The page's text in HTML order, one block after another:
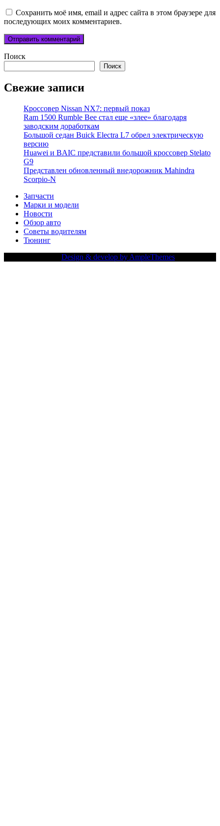
Сохранить моё имя, email и адрес сайта в этом браузере для
последующих моих комментариев.
Поиск
Поиск
Свежие записи
Кроссовер Nissan NX7: первый показ
Ram 1500 Rumble Bee стал еще «злее» благодаря
заводским доработкам
Большой седан Buick Electra L7 обрел электрическую
версию
Huawei и BAIC представили большой кроссовер Stelato
G9
Представлен обновленный внедорожник Mahindra
Scorpio-N
Запчасти
Марки и модели
Новости
Обзор авто
Советы водителям
Тюнинг
Design & develop by AmpleThemes